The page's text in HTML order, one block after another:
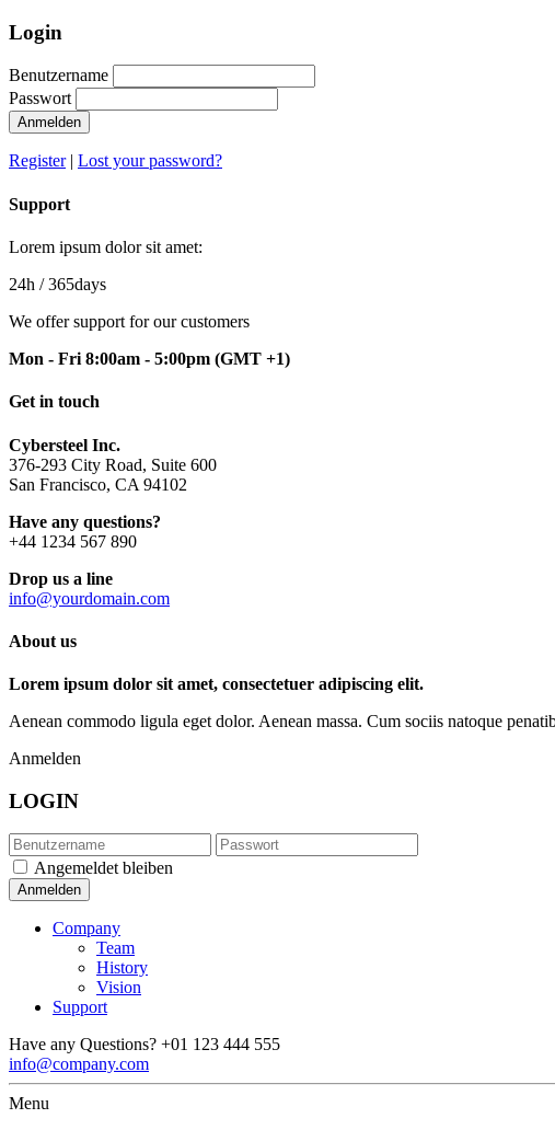
Login
Benutzername
Passwort
Anmelden
Register| Lost your password?
Support
Lorem ipsum dolor sit amet:
24h / 365days
We offer support for our customers
Mon - Fri 8:00am - 5:00pm (GMT +1)
Get in touch
Cybersteel Inc.
376-293 City Road, Suite 600
San Francisco, CA 94102
Have any questions?
+44 1234 567 890
Drop us a line
info@yourdomain.com
About us
Lorem ipsum dolor sit amet, consectetuer adipiscing elit.
Aenean commodo ligula eget dolor. Aenean massa. Cum sociis natoque
Anmelden
LOGIN
Angemeldet bleiben
Company
Team
History
Vision
Support
Have any Questions? +01 123 444 555
info@company.com
Menu